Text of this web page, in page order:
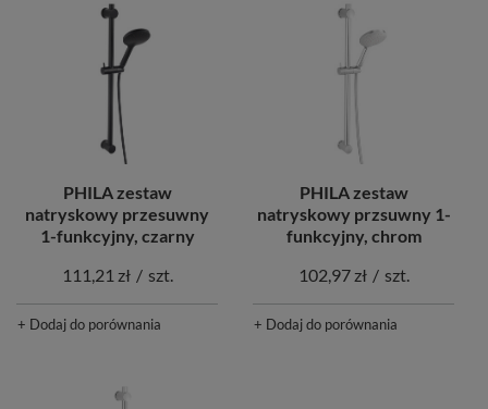
PHILA zestaw
natryskowy przesuwny
1-funkcyjny, czarny
111,21 zł / szt.
+ Dodaj do porównania
PHILA zestaw
natryskowy przsuwny 1-
funkcyjny, chrom
102,97 zł / szt.
+ Dodaj do porównania